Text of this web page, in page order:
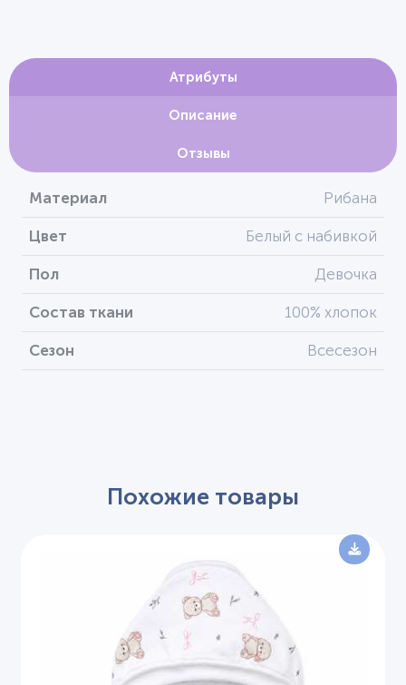
Атрибуты
Описание
Отзывы
Материал Рибана
Цвет Белый с набивкой
Пол Девочка
Состав ткани 100% хлопок
Сезон Всесезон
Похожие товары